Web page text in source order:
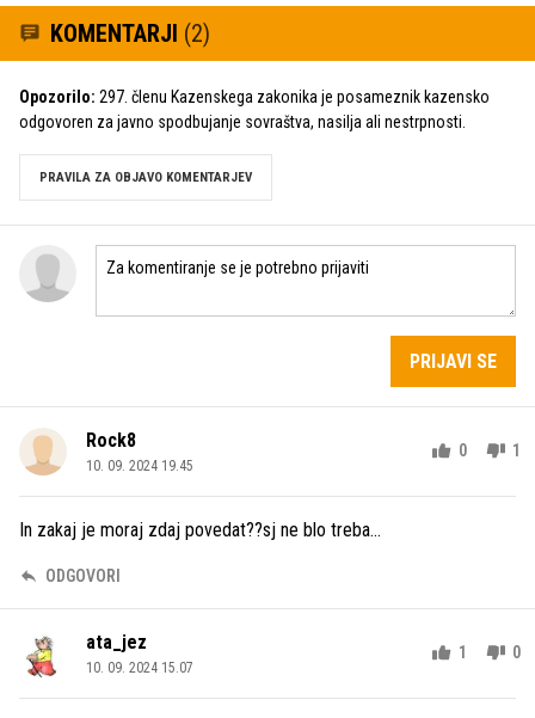
KOMENTARJI (2)
Opozorilo: 297. členu Kazenskega zakonika je posameznik kazensko
odgovoren za javno spodbujanje sovraštva, nasilja ali nestrpnosti.
PRAVILA ZA OBJAVO KOMENTARJEV
PRIJAVI SE
Rock8
10. 09. 2024 19.45
0 1
In zakaj je moraj zdaj povedat??sj ne blo treba...
ODGOVORI
ata_jez
10. 09. 2024 15.07
1 0